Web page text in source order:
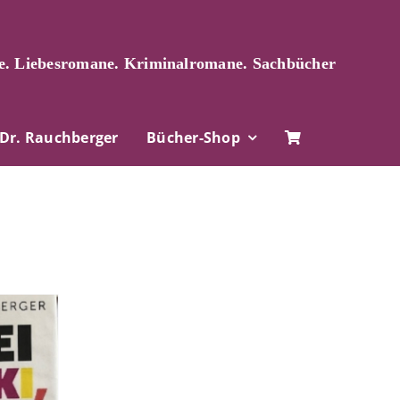
Liebesromane. Kriminalromane. Sachbücher
Rauchberger Bücher-Shop